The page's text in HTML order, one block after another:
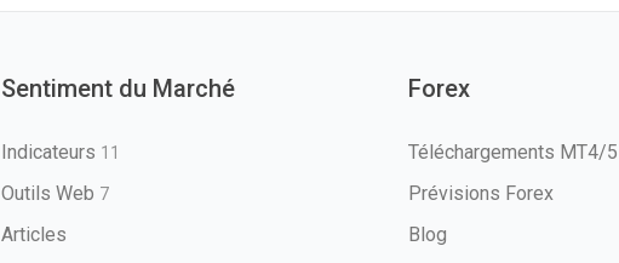
Sentiment du Marché
Indicateurs 11
Outils Web 7
Articles
Forex
Téléchargements MT4/5
Prévisions Forex
Blog